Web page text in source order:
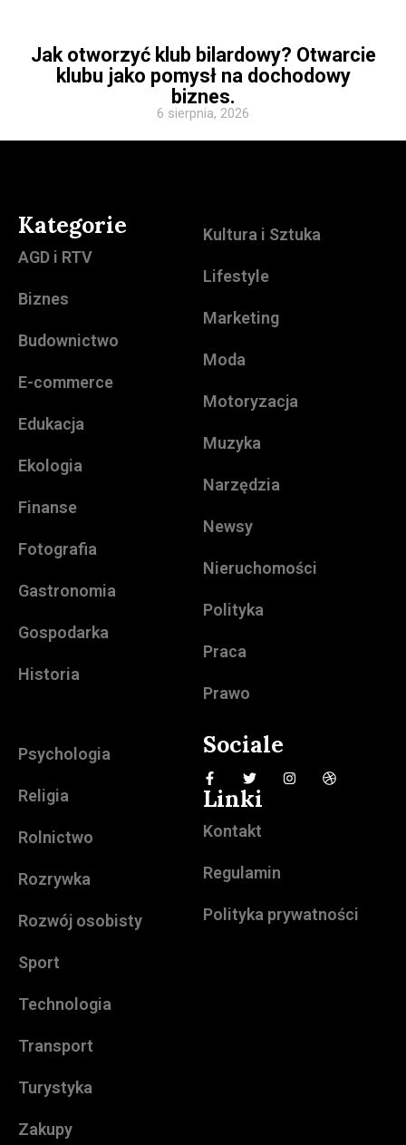
Jak otworzyć klub bilardowy? Otwarcie
klubu jako pomysł na dochodowy
biznes.
6 sierpnia, 2026
Kategorie
AGD i RTV
Biznes
Budownictwo
E-commerce
Edukacja
Ekologia
Finanse
Fotografia
Gastronomia
Gospodarka
Historia
Kultura i Sztuka
Lifestyle
Marketing
Moda
Motoryzacja
Muzyka
Narzędzia
Newsy
Nieruchomości
Polityka
Praca
Prawo
Psychologia
Religia
Rolnictwo
Rozrywka
Rozwój osobisty
Sport
Technologia
Transport
Turystyka
Zakupy
Sociale
Linki
Kontakt
Regulamin
Polityka prywatności